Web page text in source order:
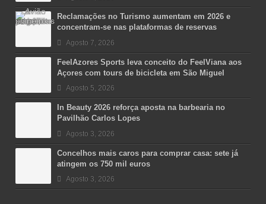
Reclamações no Turismo aumentam em 2026 e
concentram-se nas plataformas de reservas
Agosto 7, 2026
FeelAzores Sports leva conceito do FeelViana aos
Açores com tours de bicicleta em São Miguel
Agosto 5, 2026
In Beauty 2026 reforça aposta na barbearia no
Pavilhão Carlos Lopes
Agosto 3, 2026
Concelhos mais caros para comprar casa: sete já
atingem os 750 mil euros
Agosto 3, 2026